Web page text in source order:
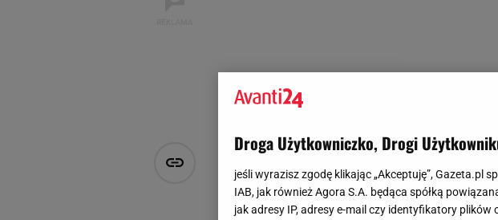
Buty w góry tej znanej
Niskie ceny i wysoka
Droga Użytkowniczko, Drogi
jeśli wyrazisz zgodę klikając „Akceptuję”, Gazeta.pl
IAB, jak również Agora S.A. będąca spółką
jak adresy IP, adresy e-mail czy identyfikatory